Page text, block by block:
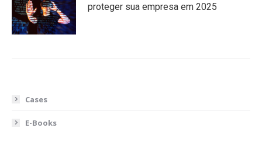
proteger sua empresa em 2025
Cases
E-Books